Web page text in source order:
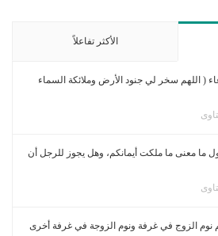
الأكثر تفاعلاً
( اللهم سخر لي جنود الأرض وملائكة السماء
ما معنى ما ملكت أيمانكم، وهل يجوز للرجل أن
نوم الزوج في غرفة ونوم الزوجة في غرفة أخرى